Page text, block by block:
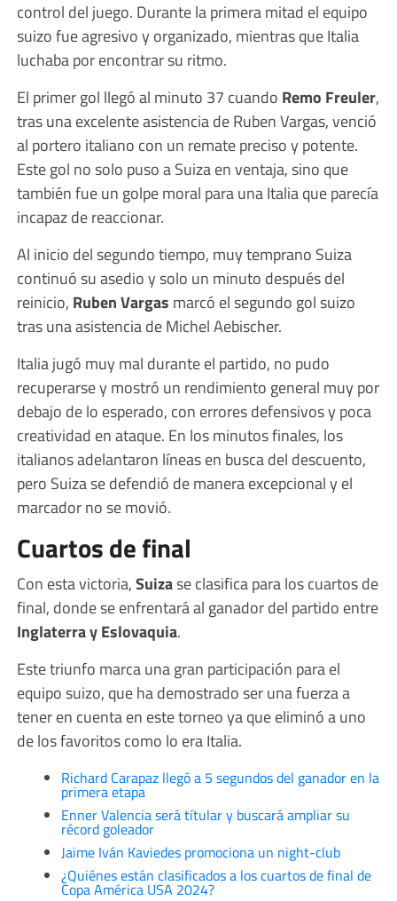
control del juego. Durante la primera mitad el equipo
suizo fue agresivo y organizado, mientras que Italia
luchaba por encontrar su ritmo.
El primer gol llegó al minuto 37 cuando Remo Freuler,
tras una excelente asistencia de Ruben Vargas, venció
al portero italiano con un remate preciso y potente.
Este gol no solo puso a Suiza en ventaja, sino que
también fue un golpe moral para una Italia que parecía
incapaz de reaccionar.
Al inicio del segundo tiempo, muy temprano Suiza
continuó su asedio y solo un minuto después del
reinicio, Ruben Vargas marcó el segundo gol suizo
tras una asistencia de Michel Aebischer.
Italia jugó muy mal durante el partido, no pudo
recuperarse y mostró un rendimiento general muy por
debajo de lo esperado, con errores defensivos y poca
creatividad en ataque. En los minutos finales, los
italianos adelantaron líneas en busca del descuento,
pero Suiza se defendió de manera excepcional y el
marcador no se movió.
Cuartos de final
Con esta victoria,Suizase clasifica para los cuartos de
final, donde se enfrentará al ganador del partido entre
Inglaterra y Eslovaquia.
Este triunfo marca una gran participación para el
equipo suizo, que ha demostrado ser una fuerza a
tener en cuenta en este torneo ya que eliminó a uno
de los favoritos como lo era Italia.
Richard Carapaz llegó a 5 segundos del ganador en la
primera etapa
Enner Valencia será títular y buscará ampliar su
récord goleador
Jaime Iván Kaviedes promociona un night-club
¿Quiénes están clasificados a los cuartos de final de
Copa América USA 2024?